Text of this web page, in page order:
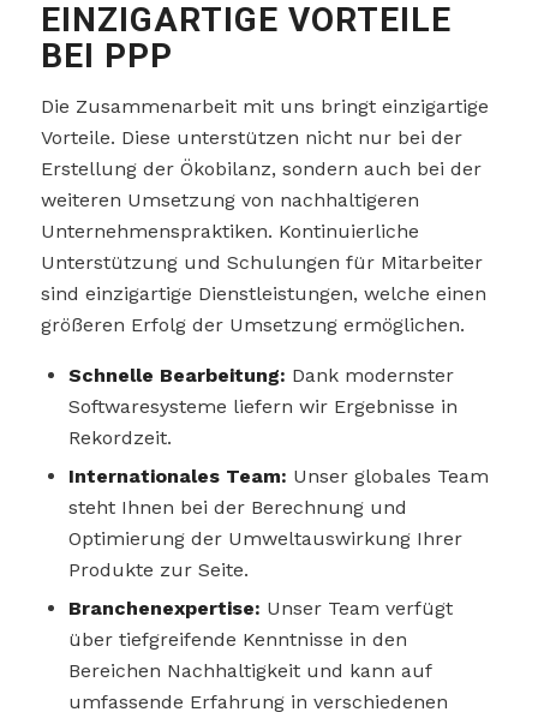
EINZIGARTIGE VORTEILE
BEI PPP
Die Zusammenarbeit mit uns bringt einzigartige
Vorteile. Diese unterstützen nicht nur bei der
Erstellung der Ökobilanz, sondern auch bei der
weiteren Umsetzung von nachhaltigeren
Unternehmenspraktiken. Kontinuierliche
Unterstützung und Schulungen für Mitarbeiter
sind einzigartige Dienstleistungen, welche einen
größeren Erfolg der Umsetzung ermöglichen.
Schnelle Bearbeitung: Dank modernster
Softwaresysteme liefern wir Ergebnisse in
Rekordzeit.
Internationales Team: Unser globales Team
steht Ihnen bei der Berechnung und
Optimierung der Umweltauswirkung Ihrer
Produkte zur Seite.
Branchenexpertise: Unser Team verfügt
über tiefgreifende Kenntnisse in den
Bereichen Nachhaltigkeit und kann auf
umfassende Erfahrung in verschiedenen